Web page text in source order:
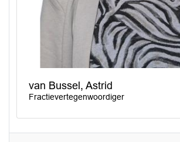
van Bussel, Astrid
Fractievertegenwoordiger